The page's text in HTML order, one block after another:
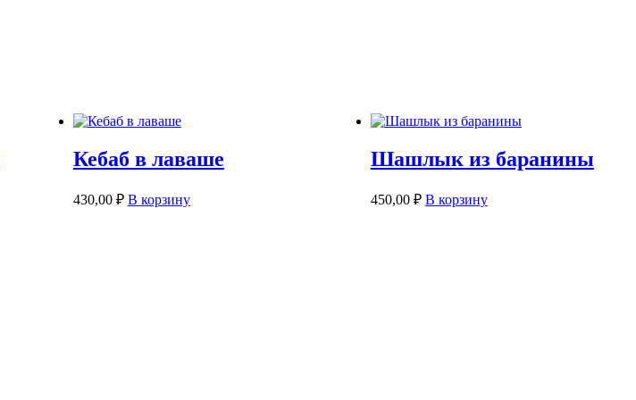
Кебаб в лаваше
430,00 ₽ В корзину
Шашлык из баранины
450,00 ₽ В корзину